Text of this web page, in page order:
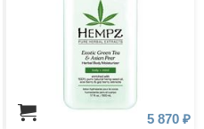
5 870 ₽